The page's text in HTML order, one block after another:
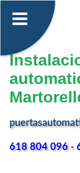
618 804 096-